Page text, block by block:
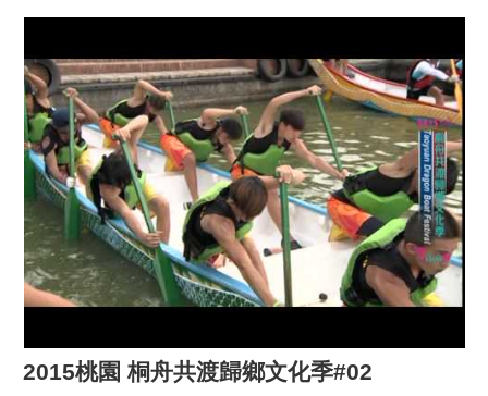
2015桃園 桐舟共渡歸鄉文化季#02